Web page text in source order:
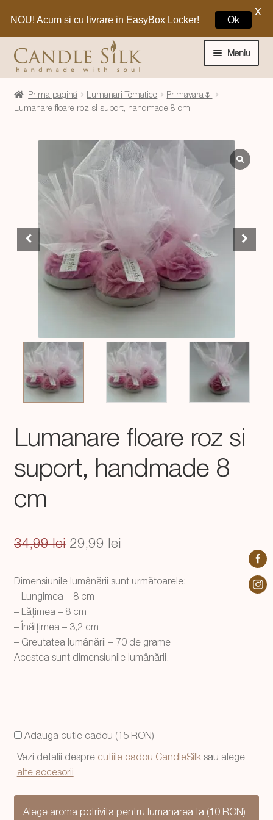
la
navigare
la
conținut
Meniu
Home
Lumanari si decoratiuni
Extinde
meniul
Despre CandleSilk
Prima pagină Lumanari Tematice
Primavara🌷
Lumanare floare roz si suport, handmade 8 cm
Lumanare floare roz si
suport, handmade 8
cm
34,99lei Prețul
a
fost:
34,99 lei.
29,99 lei
este:
Dimensiunile lumânării sunt următoarele:
– Lungimea – 8 cm
– Lățimea – 8 cm
– Înălțimea – 3,2 cm
– Greutatea lumânării – 70 de grame
Acestea sunt dimensiunile lumânării.
Adauga cutie cadou (15 RON)
Vezi detalii despre cutiile cadou CandleSilksau alege
alte accesorii
Alege aroma potrivita pentru lumanarea ta (10 RON)
NOU! Acum si cu livrare in EasyBox Locker! Ok
X